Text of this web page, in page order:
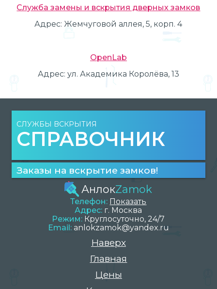
Служба замены и вскрытия дверных замков
Адрес: Жемчуговой аллея, 5, корп. 4
OpenLab
Адрес: ул. Академика Королёва, 13
СЛУЖБЫ ВСКРЫТИЯ
СПРАВОЧНИК
Заказы на вскрытие замков!
АнлокZamok
Телефон: Показать
Адрес: г. Москва
Режим: Круглосуточно, 24/7
Email: anlokzamok@yandex.ru
Наверх
Главная
Цены